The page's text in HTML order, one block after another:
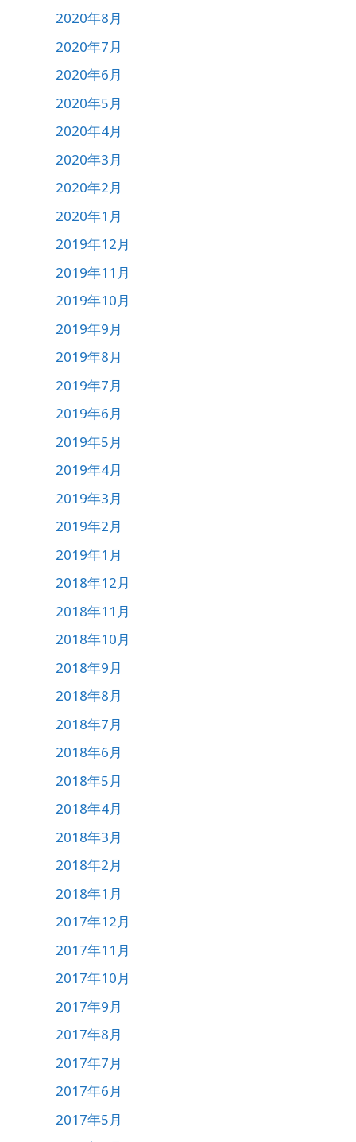
2020年8月
2020年7月
2020年6月
2020年5月
2020年4月
2020年3月
2020年2月
2020年1月
2019年12月
2019年11月
2019年10月
2019年9月
2019年8月
2019年7月
2019年6月
2019年5月
2019年4月
2019年3月
2019年2月
2019年1月
2018年12月
2018年11月
2018年10月
2018年9月
2018年8月
2018年7月
2018年6月
2018年5月
2018年4月
2018年3月
2018年2月
2018年1月
2017年12月
2017年11月
2017年10月
2017年9月
2017年8月
2017年7月
2017年6月
2017年5月